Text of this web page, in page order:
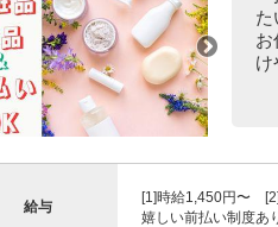
た
お
け
給与
[1]時給1,450円〜
嬉しい前払い制度